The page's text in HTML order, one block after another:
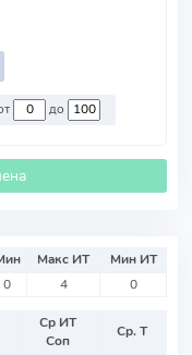
со стоимостью от до
Макс ИТ
Мин ИТ
0 4 0
Ср ИТ
Соп
Ср. Т